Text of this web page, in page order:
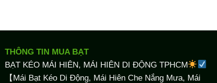
THÔNG TIN MUA BẠT
BẠT KÉO MÁI HIÊN, MÁI HIÊN DI ĐỘNG TPHCM
【Mái Bạt Kéo Di Động, Mái Hiên Che Nắng Mưa, Mái